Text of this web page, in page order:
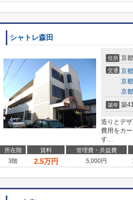
シャトレ森田
住所 京
交通 京
京
京
築年 築
造りとデ
費用をカ
す...
所在階 賃料 管理費・共益費
3階
2.5万円 5,000円